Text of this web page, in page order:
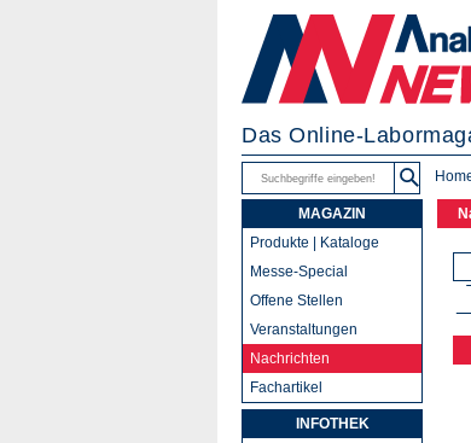
Das Online-
MAGAZIN
Produkte | Kataloge
Messe-Special
Offene Stellen
Veranstaltungen
Nachrichten
Fachartikel
INFOTHEK